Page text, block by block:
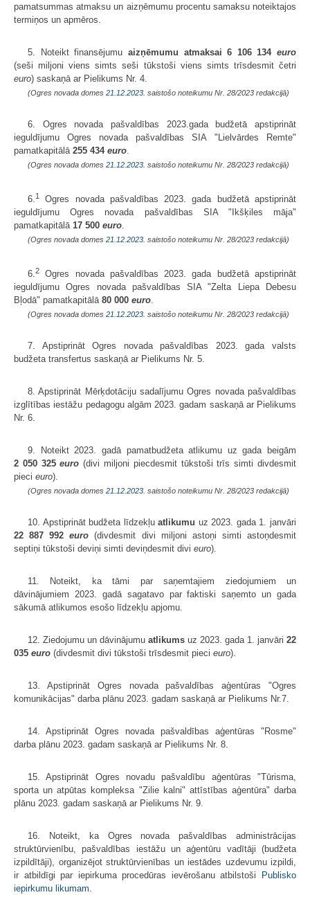
pamatsummas atmaksu un aizņēmumu procentu samaksu noteiktajos
termiņos un apmēros.
5. Noteikt finansējumu aizņēmumu atmaksai 6 106 134 euro
(seši miljoni viens simts seši tūkstoši viens simts trīsdesmit četri
euro) saskaņā ar Pielikums Nr. 4.
(Ogres novada domes 21.12.2023. saistošo noteikumu Nr. 28/2023 redakcijā)
6. Ogres novada pašvaldības 2023.gada budžetā apstiprināt
ieguldījumu Ogres novada pašvaldības SIA "Lielvārdes Remte"
pamatkapitālā 255 434 euro
(Ogres novada domes 21.12.2023. saistošo noteikumu Nr. 28/2023 redakcijā)
6. 1
Ogres novada pašvaldības 2023. gada budžetā apstiprināt
ieguldījumu Ogres novada pašvaldības SIA "Ikšķiles māja"
pamatkapitālā 17 500 euro
(Ogres novada domes 21.12.2023. saistošo noteikumu Nr. 28/2023 redakcijā)
6.2
Ogres novada pašvaldības 2023. gada budžetā apstiprināt
ieguldījumu Ogres novada pašvaldības SIA "Zelta Liepa Debesu
Bļodā" pamatkapitālā 80 000 euro.
(Ogres novada domes 21.12.2023. saistošo noteikumu Nr. 28/2023 redakcijā)
7. Apstiprināt Ogres novada pašvaldības 2023. gada valsts
budžeta transfertus saskaņā ar Pielikums Nr. 5.
8. Apstiprināt Mērķdotāciju sadalījumu Ogres novada pašvaldības
izglītības iestāžu pedagogu algām 2023. gadam saskaņā ar Pielikums
Nr. 6.
9. Noteikt 2023. gadā pamatbudžeta atlikumu uz gada beigām
2 050 325euro (divi miljoni piecdesmit tūkstoši trīs simti divdesmit
pieci euro).
(Ogres novada domes 21.12.2023. saistošo noteikumu Nr. 28/2023 redakcijā)
10. Apstiprināt budžeta līdzekļuatlikumu uz 2023. gada 1. janvāri
22 887 992euro (divdesmit divi miljoni astoņi simti astoņdesmit
septiņi tūkstoši deviņi simti deviņdesmit divi euro).
11. Noteikt, ka tāmi par saņemtajiem ziedojumiem un
dāvinājumiem 2023. gadā sagatavo par faktiski saņemto un gada
sākumā atlikumos esošo līdzekļu apjomu.
12. Ziedojumu un dāvinājumu atlikums uz 2023. gada 1. janvāri 22
035 euro (divdesmit divi tūkstoši trīsdesmit pieci euro).
13. Apstiprināt Ogres novada pašvaldības aģentūras "Ogres
komunikācijas" darba plānu 2023. gadam saskaņā ar Pielikums Nr.7.
14. Apstiprināt Ogres novada pašvaldības aģentūras "Rosme"
darba plānu 2023. gadam saskaņā ar Pielikums Nr. 8.
15. Apstiprināt Ogres novadu pašvaldību aģentūras "Tūrisma,
sporta un atpūtas kompleksa "Zilie kalni" attīstības aģentūra" darba
plānu 2023. gadam saskaņā ar Pielikums Nr. 9.
16. Noteikt, ka Ogres novada pašvaldības administrācijas
struktūrvienību, pašvaldības iestāžu un aģentūru vadītāji (budžeta
izpildītāji), organizējot struktūrvienības un iestādes uzdevumu izpildi,
ir atbildīgi par iepirkuma procedūras ievērošanu atbilstoši
Publisko
iepirkumu likumam.